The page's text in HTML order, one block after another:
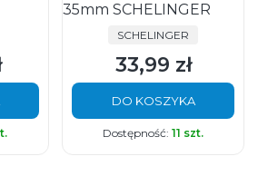
35mm SCHELINGER
PRODUCENT
SCHELINGER
Cena
33,99 zł
DO KOSZYKA
Dostępność: 11 szt.